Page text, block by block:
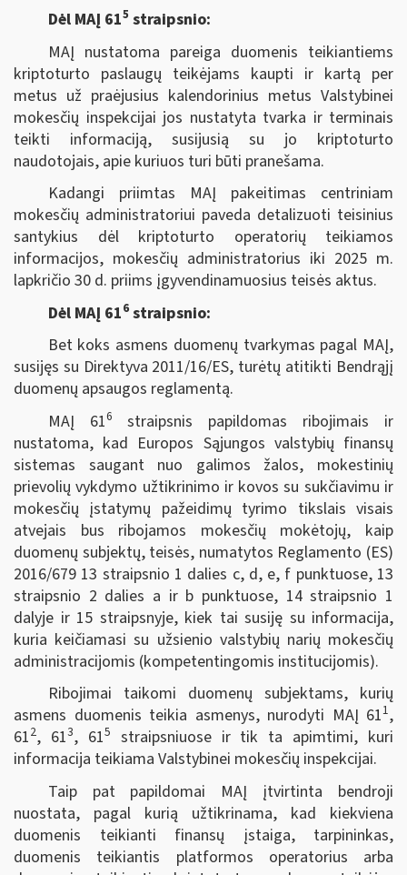
Dėl MAĮ 615 straipsnio:
MAĮ nustatoma pareiga duomenis teikiantiems
kriptoturto paslaugų teikėjams kaupti ir kartą per
metus už praėjusius kalendorinius metus Valstybinei
mokesčių inspekcijai jos nustatyta tvarka ir terminais
teikti informaciją, susijusią su jo kriptoturto
naudotojais, apie kuriuos turi būti pranešama.
Kadangi priimtas MAĮ pakeitimas centriniam
mokesčių administratoriui paveda detalizuoti teisinius
santykius dėl kriptoturto operatorių teikiamos
informacijos, mokesčių administratorius iki 2025 m.
lapkričio 30 d. priims įgyvendinamuosius teisės aktus.
Dėl MAĮ 616straipsnio:
Bet koks asmens duomenų tvarkymas pagal MAĮ,
susijęs su Direktyva 2011/16/ES, turėtų atitikti Bendrąjį
duomenų apsaugos reglamentą.
MAĮ 616
straipsnis papildomas ribojimais ir
nustatoma, kad Europos Sąjungos valstybių finansų
sistemas saugant nuo galimos žalos, mokestinių
prievolių vykdymo užtikrinimo ir kovos su sukčiavimu ir
mokesčių įstatymų pažeidimų tyrimo tikslais visais
atvejais bus ribojamos mokesčių mokėtojų, kaip
duomenų subjektų, teisės, numatytos Reglamento (ES)
2016/679 13 straipsnio 1 dalies c, d, e, f punktuose, 13
straipsnio 2 dalies a ir b punktuose, 14 straipsnio 1
dalyje ir 15 straipsnyje, kiek tai susiję su informacija,
kuria keičiamasi su užsienio valstybių narių mokesčių
administracijomis (kompetentingomis institucijomis).
Ribojimai taikomi duomenų subjektams, kurių
asmens duomenis teikia asmenys, nurodyti MAĮ 611,
612, 613, 615
straipsniuose ir tik ta apimtimi, kuri
informacija teikiama Valstybinei mokesčių inspekcijai.
Taip pat papildomai MAĮ įtvirtinta bendroji
nuostata, pagal kurią užtikrinama, kad kiekviena
duomenis teikianti finansų įstaiga, tarpininkas,
duomenis teikiantis platformos operatorius arba